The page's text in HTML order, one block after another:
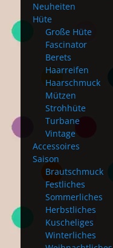
Neuheiten
Hüte
Große Hüte
Fascinator
Berets
Haarreifen
Haarschmuck
Mützen
Strohhüte
Turbane
Vintage
Accessoires
Saison
Brautschmuck
Festliches
Sommerliches
Herbstliches
Kuscheliges
Winterliches